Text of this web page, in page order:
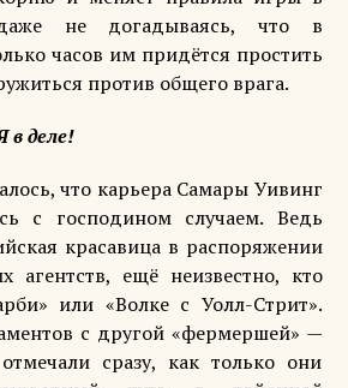
не догадываясь, что в
часов им придётся простить
против общего врага.
в деле!
что карьера Самары Уивинг
с господином случаем. Ведь
красавица в распоряжении
агентств, ещё неизвестно, кто
или «Волке с Уолл-Стрит».
с другой «фермершей» —
сразу, как только они